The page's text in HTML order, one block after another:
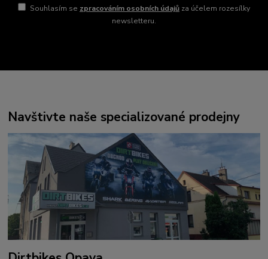
Souhlasím se zpracováním osobních údajůza účelem rozesílky
newsletteru.
Navštivte naše specializované prodejny